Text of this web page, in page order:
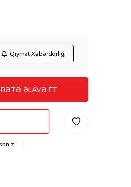
Qiymət Xəbərdarlığı
ƏLAVƏ ET